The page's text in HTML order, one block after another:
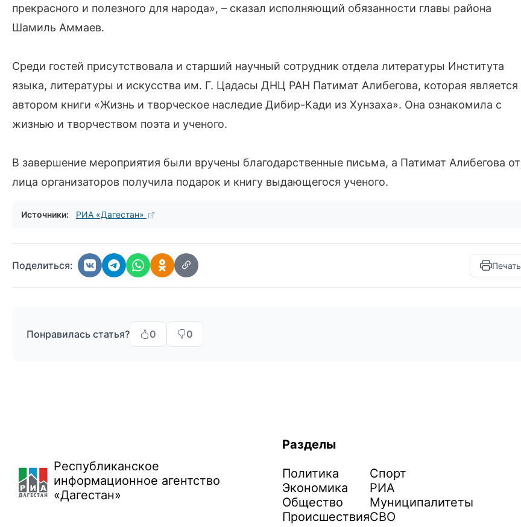
прекрасного и полезного для народа», – сказал исполняющий обязанности главы района
Шамиль Аммаев.
Среди гостей присутствовала и старший научный сотрудник отдела литературы Института
языка, литературы и искусства им. Г. Цадасы ДНЦ РАН Патимат Алибегова, которая является
автором книги «Жизнь и творческое наследие Дибир-Кади из Хунзаха». Она ознакомила с
жизнью и творчеством поэта и ученого.
В завершение мероприятия были вручены благодарственные письма, а Патимат Алибегова от
лица организаторов получила подарок и книгу выдающегося ученого.
Источники: РИА «Дагестан»
Поделиться: Печать
Понравилась статья? 0 0
Республиканское
информационное агентство
«Дагестан»
Разделы
Политика
Экономика
Общество
Происшествия
Спорт
РИА
Муниципалитеты
СВО